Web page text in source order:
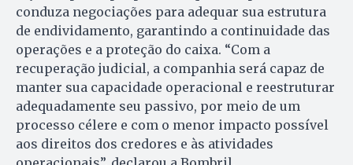
conduza negociações para adequar sua estrutura
de endividamento, garantindo a continuidade das
operações e a proteção do caixa. “Com a
recuperação judicial, a companhia será capaz de
manter sua capacidade operacional e reestruturar
adequadamente seu passivo, por meio de um
processo célere e com o menor impacto possível
aos direitos dos credores e às atividades